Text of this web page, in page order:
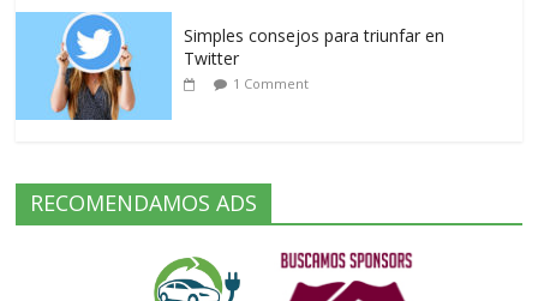
Simples consejos para triunfar en
Twitter
1 Comment
RECOMENDAMOS ADS